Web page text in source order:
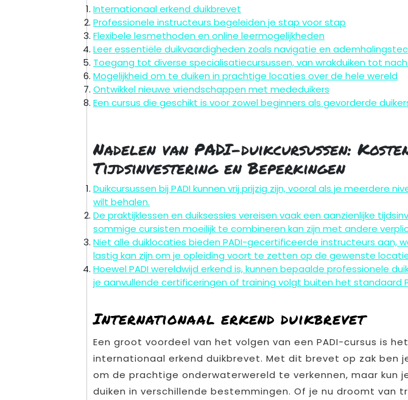
Internationaal erkend duikbrevet
Professionele instructeurs begeleiden je stap voor stap
Flexibele lesmethoden en online leermogelijkheden
Leer essentiële duikvaardigheden zoals navigatie en
Toegang tot diverse specialisatiecursussen, van wrakduiken tot
Mogelijkheid om te duiken in prachtige locaties over de hele wereld
Ontwikkel nieuwe vriendschappen met mededuikers
Een cursus die geschikt is voor zowel beginners als gevorderde
Nadelen van PADI-duikcursussen:
Tijdsinvestering en Beperkingen
Duikcursussen bij PADI kunnen vrij prijzig zijn, vooral als je meerdere
wilt behalen.
De praktijklessen en duiksessies vereisen vaak een aanzienlijke
sommige cursisten moeilijk te combineren kan zijn met andere
Niet alle duiklocaties bieden PADI-gecertificeerde instructeurs aan,
lastig kan zijn om je opleiding voort te zetten op de gewenste
Hoewel PADI wereldwijd erkend is, kunnen bepaalde professionele
je aanvullende certificeringen of training volgt buiten het standaard
Internationaal erkend duikbrevet
Een groot voordeel van het volgen van een PADI-cursus is
internationaal erkend duikbrevet. Met dit brevet op zak ben
om de prachtige onderwaterwereld te verkennen, maar kun
duiken in verschillende bestemmingen. Of je nu droomt van